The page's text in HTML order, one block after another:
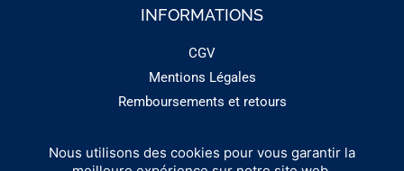
INFORMATIONS
CGV
Mentions Légales
Remboursements et retours
Nous utilisons des cookies pour vous garantir la